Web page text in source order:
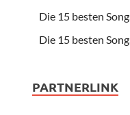
Die 15 besten
Die 15 besten
PARTNERLINK